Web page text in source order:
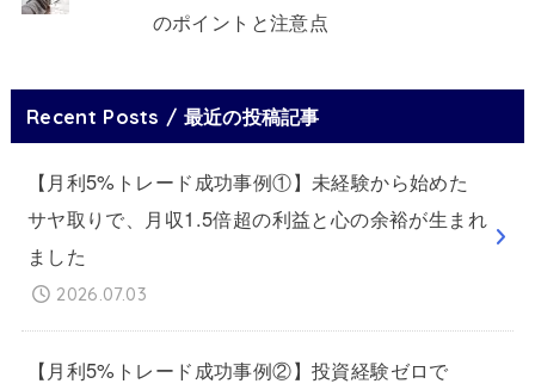
のポイントと注意点
Recent Posts / 最近の投稿記事
【月利5%トレード成功事例①】未経験から始めた
サヤ取りで、月収1.5倍超の利益と心の余裕が生まれ
ました
2026.07.03
【月利5%トレード成功事例②】投資経験ゼロで